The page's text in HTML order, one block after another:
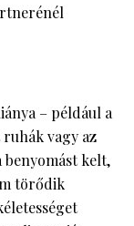
– például a
vagy az
benyomást kelt,
törődik